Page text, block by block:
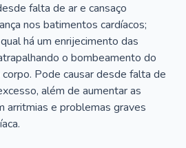
falta de ar e cansaço
nos batimentos cardíacos;
há um enrijecimento das
o bombeamento do
Pode causar desde falta de
além de aumentar as
arritmias e problemas graves